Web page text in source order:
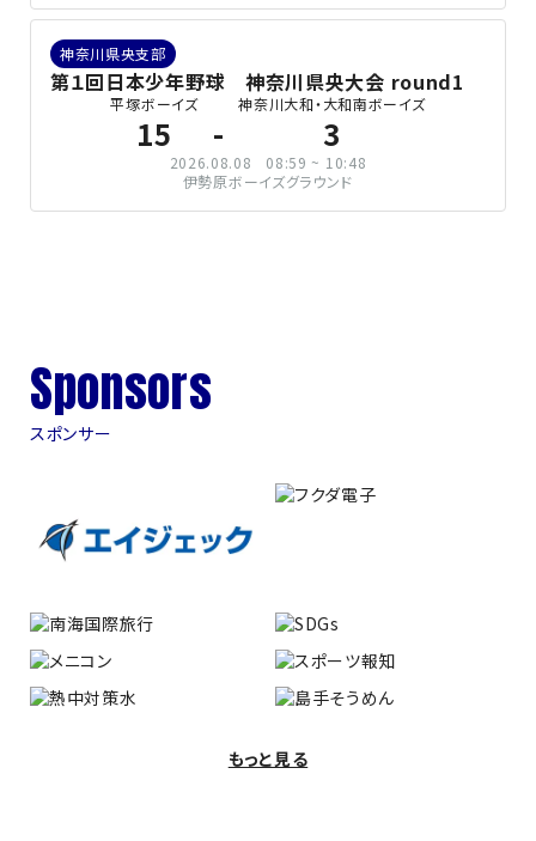
神奈川県央支部
第１回日本少年野球 神奈川県央大会 round1
平塚ボーイズ
15
神奈川大和・大和南ボーイズ
3
2026.08.08
08:59 ~ 10:48
伊勢原ボーイズグラウンド
Sponsors
スポンサー
もっと見る